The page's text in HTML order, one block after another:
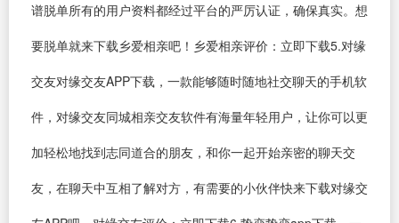
谱脱单所有的用户资料都经过平台的严厉认证，确保真实。想
要脱单就来下载乡爱相亲吧！乡爱相亲评价：立即下载5.对缘
交友对缘交友APP下载，一款能够随时随地社交聊天的手机软
件，对缘交友同城相亲交友软件有海量年轻用户，让你可以更
加轻松地找到志同道合的朋友，和你一起开始亲密的聊天交
友，在聊天中互相了解对方，有需要的小伙伴快来下载对缘交